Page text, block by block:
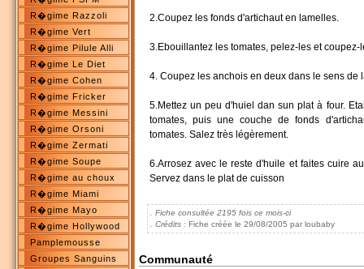
R�gime Razzoli
R�gime Vert
R�gime Pilule Alli
R�gime Le Diet
R�gime Cohen
R�gime Fricker
R�gime Messini
R�gime Orsoni
R�gime Zermati
R�gime Soupe
R�gime au choux
R�gime Miami
R�gime Mayo
R�gime Hollywood
Pamplemousse
Groupes Sanguins
2.Coupez les fonds d'artichaut en lamelles.
3.Ebouillantez les tomates, pelez-les et
4. Coupez les anchois en deux dans le sens de
5.Mettez un peu d'huiel dan sun plat à four.
tomates, puis une couche de fonds
tomates. Salez très légèrement.
6.Arrosez avec le reste d'huile et faites cuire
Servez dans le plat de cuisson
. Fiche consultée 2195 fois ce mois-ci
. Crédits :Fiche créée le 29/08/2005 par loubaby
Communauté